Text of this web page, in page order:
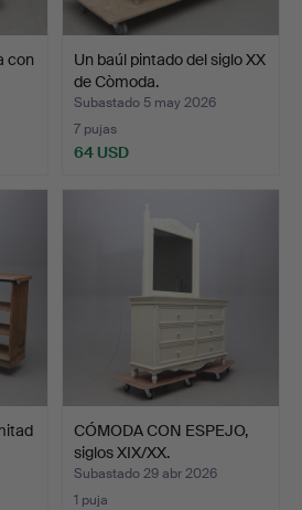
con
Un baúl pintado del siglo XX
de Còmoda.
Subastado 5 may 2026
7 pujas
64 USD
CÓMODA CON ESPEJO,
siglos XIX/XX.
Subastado 29 abr 2026
1 puja